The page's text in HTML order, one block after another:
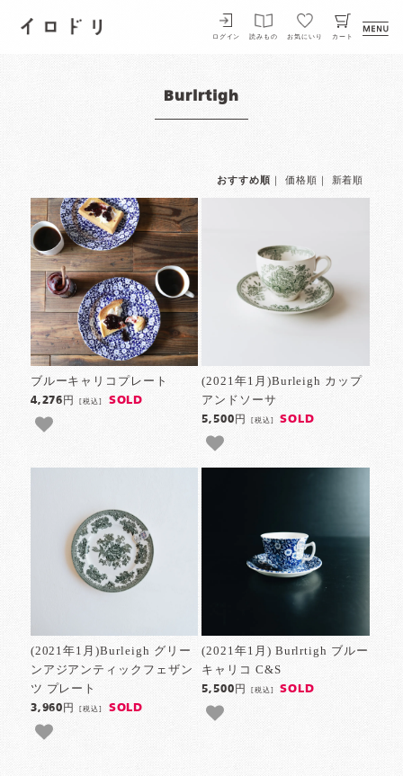
イロドリ
ログイン 読みもの お気にいり カート
Burlrtigh
おすすめ順 価格順 新着順
ブルーキャリコプレート
4,276円[税込] SOLD
(2021年1月)Burleigh カップ
アンドソーサ
5,500円 [税込] SOLD
(2021年1月)Burleigh グリー
ンアジアンティックフェザン
ツ プレート
3,960円[税込] SOLD
(2021年1月) Burlrtigh ブルー
キャリコ C&S
5,500円 [税込] SOLD